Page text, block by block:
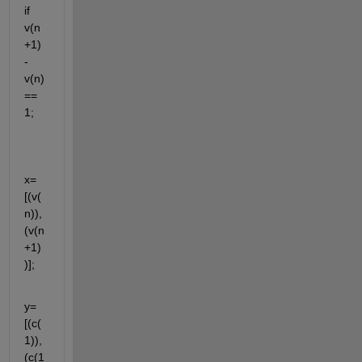
if
v(n
+1)
-
v(n)
==
1;
x=
[(v(
n)),
(v(n
+1)
)];
y=
[(c(
1)),
(c(1